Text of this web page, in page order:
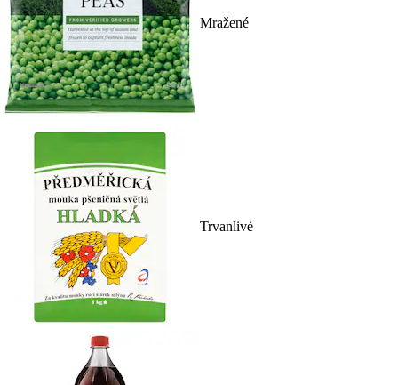
Mražené
Trvanlivé